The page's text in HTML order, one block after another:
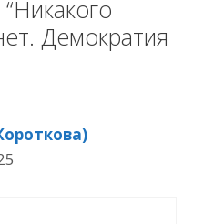
Демократия